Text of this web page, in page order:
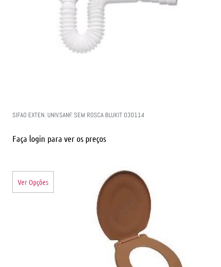
SIFAO EXTEN. UNIV.SANF. SEM ROSCA BLUKIT 030114
Faça login para ver os preços
Ver Opções